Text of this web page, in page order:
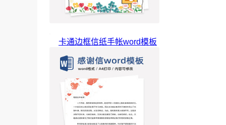
卡通边框信纸手帐word模板